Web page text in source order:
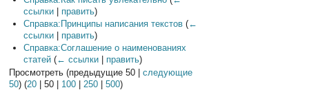
ссылки| править)
Справка:Принципы написания текстов (←
ссылки| править)
Справка:Соглашение о наименованиях
статей (← ссылки| править)
Просмотреть (предыдущие 50 |следующие
50) (20 |50 | 100 | 250 |500)